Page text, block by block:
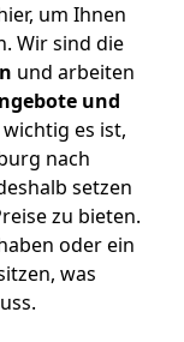
um Ihnen
Wir sind die
und arbeiten
und
es ist,
nach
setzen
zu bieten.
oder ein
was